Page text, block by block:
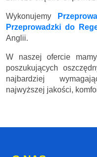
Wykonujemy
Przeprowadzki do
Anglii.
W naszej ofercie
poszukujących
najbardziej
najwyższej jakości,